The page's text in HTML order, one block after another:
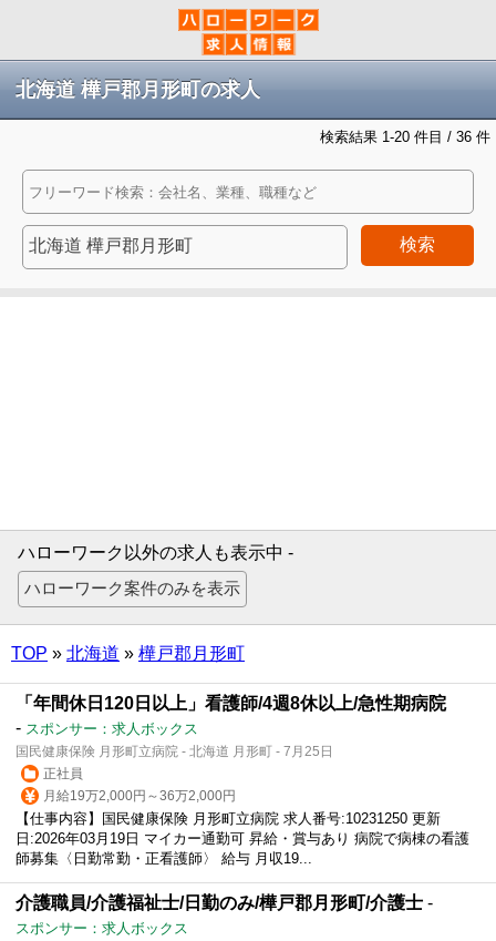
北海道 樺戸郡月形町の求人
検索結果 1-20 件目 / 36 件
検索
ハローワーク以外の求人も表示中 -
TOP » 北海道 » 樺戸郡月形町
「年間休日120日以上」看護師/4週8休以上/急性期病院
- スポンサー：求人ボックス
国民健康保険 月形町立病院 - 北海道 月形町 - 7月25日
正社員
月給19万2,000円～36万2,000円
【仕事内容】国民健康保険 月形町立病院 求人番号:10231250 更新
日:2026年03月19日 マイカー通勤可 昇給・賞与あり 病院で病棟の看護
師募集〈日勤常勤・正看護師〉 給与 月収19...
介護職員/介護福祉士/日勤のみ/樺戸郡月形町/介護士 -
スポンサー：求人ボックス